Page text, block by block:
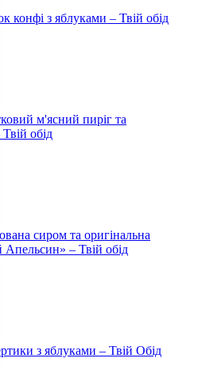
конфі з яблуками – Твій обід
м'ясний пиріг та
обід
сиром та оригінальна
Апельсин» – Твій обід
з яблуками – Твій Обід